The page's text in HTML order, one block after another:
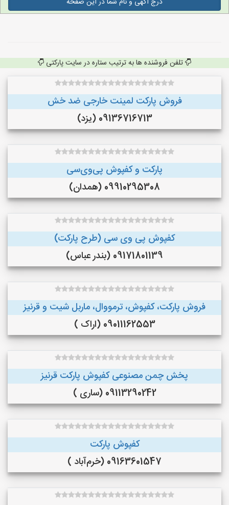
تلفن فروشنده ها به ترتیب ستاره در سایت پارکتی
فروش پارکت لمینت خارجی ضد خش
09136716713 (یزد)
پارکت و کفپوش پی‌وی‌سی
09910295308 (همدان)
کفپوش پی وی سی (طرح پارکت)
09171801139 (بندر عباس)
فروش پارکت، کفپوش، ترمووال، ماربل شیت و قرنیز
09011162553 (اراک )
پخش چمن مصنوعی کفپوش پارکت قرنیز
09113290242 (ساری )
کفپوش پارکت
09163601547 (خرم‌آباد )